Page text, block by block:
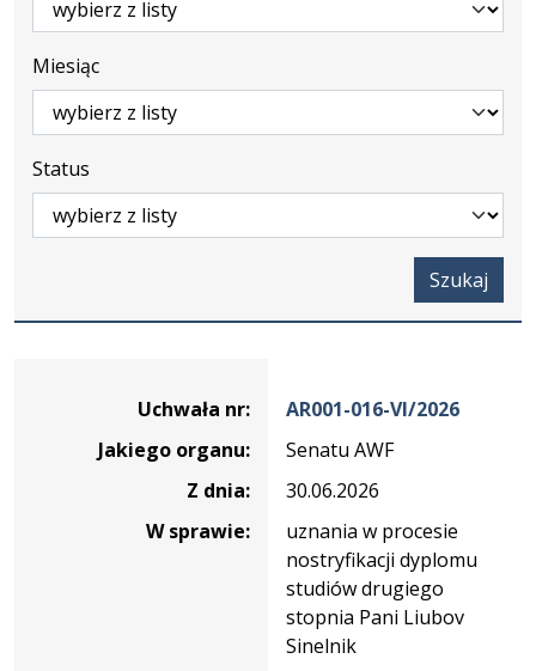
Miesiąc
Status
Szukaj
Uchwała nr:
AR001-016-VI/2026
Jakiego organu:
Senatu AWF
Z dnia:
30.06.2026
W sprawie:
uznania w procesie
nostryfikacji dyplomu
studiów drugiego
stopnia Pani Liubov
Sinelnik